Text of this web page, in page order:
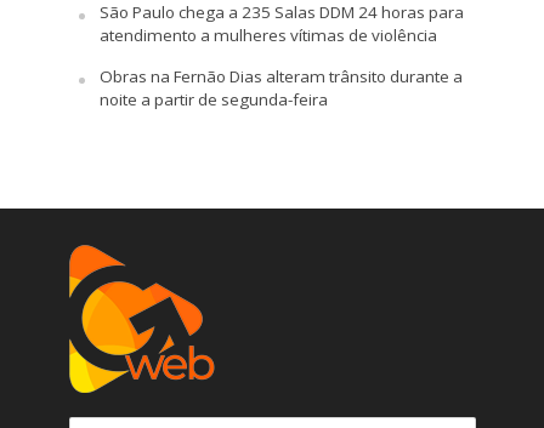
São Paulo chega a 235 Salas DDM 24 horas para
atendimento a mulheres vítimas de violência
Obras na Fernão Dias alteram trânsito durante a
noite a partir de segunda-feira